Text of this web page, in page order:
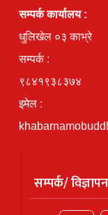
सम्पर्क कार्यालय :
धुलिखेल ०३ काभ्रे
सम्पर्क :
९८४१९३८३७४
इमेल :
सम्पर्क/